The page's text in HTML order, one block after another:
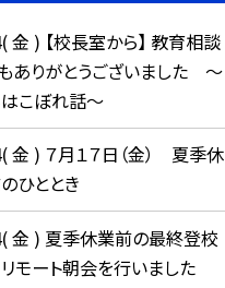
金 ) 【校長室から】 教育相談
ありがとうございました ～
こぼれ話～
金 ) ７月１７日（金） 夏季休
ひととき
金 ) 夏季休業前の最終登校
モート朝会を行いました